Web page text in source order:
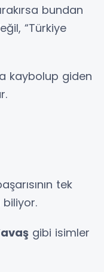
bundan
“Türkiye
kaybolup giden
tek
biliyor.
gibi isimler